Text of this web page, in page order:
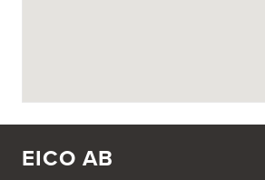
431 53 Mölndal
Tel.:31864380
EICO AB